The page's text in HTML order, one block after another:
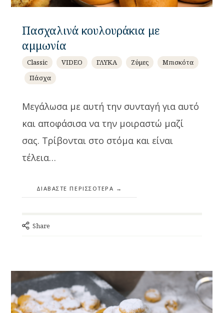
Πασχαλινά κουλουράκια με
αμμωνία
Classic VIDEO ΓΛΥΚΑ Ζύμες
Μπισκότα
Πάσχα
Μεγάλωσα με αυτή την συνταγή για αυτό
και αποφάσισα να την μοιραστώ μαζί
σας. Τρίβονται στο στόμα και είναι
τέλεια…
ΔΙΑΒΆΣΤΕ ΠΕΡΙΣΣΌΤΕΡΑ
Share